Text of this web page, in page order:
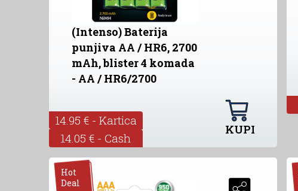
(Intenso) Baterija
punjiva AA / HR6, 2700
mAh, blister 4 komada
- AA / HR6/2700
14.95 € - Kartica
14.05 € - Cash
KUPI
Hot
Deal